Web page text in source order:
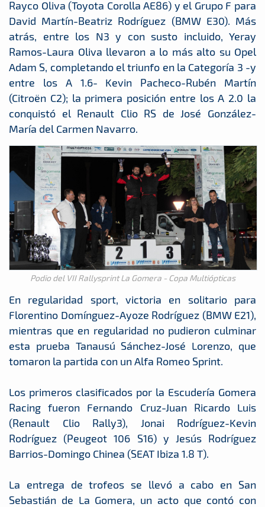
Rayco Oliva (Toyota Corolla AE86) y el Grupo F para
David Martín-Beatriz Rodríguez (BMW E30). Más
atrás, entre los N3 y con susto incluido, Yeray
Ramos-Laura Oliva llevaron a lo más alto su Opel
Adam S, completando el triunfo en la Categoría 3 -y
entre los A 1.6- Kevin Pacheco-Rubén Martín
(Citroën C2); la primera posición entre los A 2.0 la
conquistó el Renault Clio RS de José González-
María del Carmen Navarro.
Podio del VII Rallysprint La Gomera - Copa Multiópticas
En regularidad sport, victoria en solitario para
Florentino Domínguez-Ayoze Rodríguez (BMW E21),
mientras que en regularidad no pudieron culminar
esta prueba Tanausú Sánchez-José Lorenzo, que
tomaron la partida con un Alfa Romeo Sprint.
Los primeros clasificados por la Escudería Gomera
Racing fueron Fernando Cruz-Juan Ricardo Luis
(Renault Clio Rally3), Jonai Rodríguez-Kevin
Rodríguez (Peugeot 106 S16) y Jesús Rodríguez
Barrios-Domingo Chinea (SEAT Ibiza 1.8 T).
La entrega de trofeos se llevó a cabo en San
Sebastián de La Gomera, un acto que contó con